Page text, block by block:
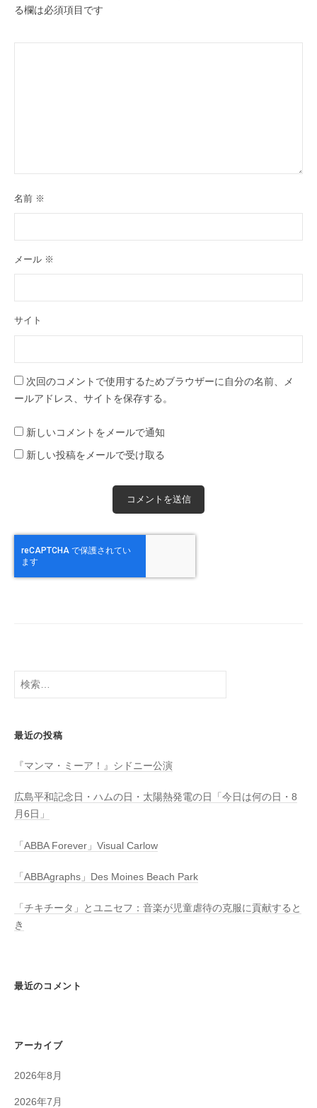
る欄は必須項目です
名前 ※
メール ※
サイト
次回のコメントで使用するためブラウザーに自分の名前、メ
ールアドレス、サイトを保存する。
新しいコメントをメールで通知
新しい投稿をメールで受け取る
検
最近の投稿
『マンマ・ミーア！』シドニー公演
広島平和記念日・ハムの日・太陽熱発電の日「今日は何の日・8
月6日」
「ABBA Forever」Visual Carlow
「ABBAgraphs」Des Moines Beach Park
「チキチータ」とユニセフ：音楽が児童虐待の克服に貢献すると
き
最近のコメント
アーカイブ
2026年8月
2026年7月